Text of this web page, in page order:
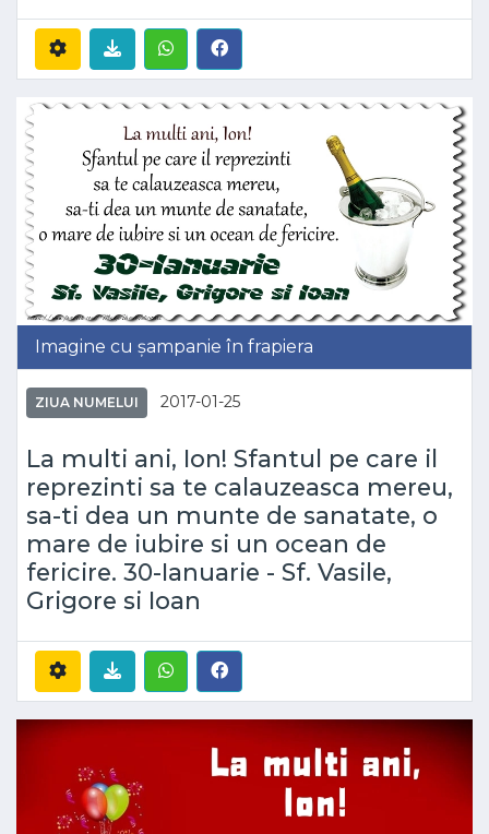
Imagine cu șampanie în frapiera
ZIUA NUMELUI 2017-01-25
La multi ani, Ion! Sfantul pe care il
reprezinti sa te calauzeasca mereu,
sa-ti dea un munte de sanatate, o
mare de iubire si un ocean de
fericire. 30-Ianuarie - Sf. Vasile,
Grigore si Ioan